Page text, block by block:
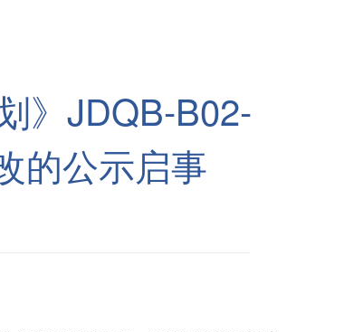
》JDQB-B02-
的公示启事